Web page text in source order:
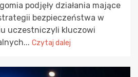
podjęły działania mające
bezpieczeństwa w
uczestniczyli kluczowi
Czytaj dalej